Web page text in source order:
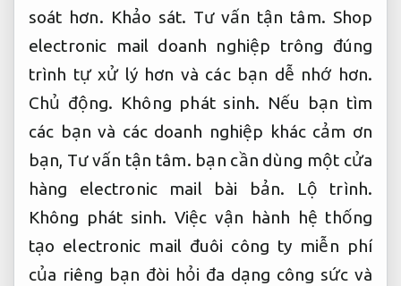
soát hơn. Khảo sát. Tư vấn tận tâm. Shop
electronic mail doanh nghiệp trông đúng
trình tự xử lý hơn và các bạn dễ nhớ hơn.
Chủ động. Không phát sinh. Nếu bạn tìm
các bạn và các doanh nghiệp khác cảm ơn
bạn, Tư vấn tận tâm. bạn cần dùng một cửa
hàng electronic mail bài bản.
Lộ trình.
Không phát sinh. Việc vận hành hệ thống
tạo electronic mail đuôi công ty miễn phí
của riêng bạn đòi hỏi đa dạng công sức và